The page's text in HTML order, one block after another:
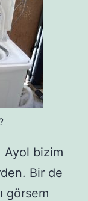
Ayol bizim
Bir de
görsem